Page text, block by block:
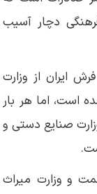
دچار آسیب
ایران از وزارت
است، اما هر بار
صنایع دستی و
و وزارت میراث